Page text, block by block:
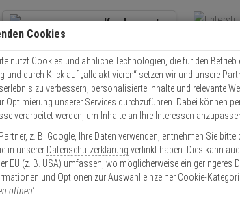
Kundencenter
Kontaktservice nutzen
Mo. - Do.: 8:00 - 16:30 Fr. 8:00 - 14:00 Uhr
Zutritt Einbruch
Schließzylinder Schließzylinder Set WILKA
Cookies
nutzt Cookies und ähnliche Technologien, die für den
und durch Klick auf „alle aktivieren“ setzen wir und unsere
zu verbessern, personalisierte Inhalte und relevante
Optimierung unserer Services durchzuführen. Dabei können
verarbeitet werden, um Inhalte an Ihre Interessen
z. B. Google , Ihre Daten verwenden, entnehmen Sie
in unserer Datenschutzerklärung verlinkt haben. Dies kann
EU (z. B. USA) umfassen, wo möglicherweise ein geringeres
und Optionen zur Auswahl einzelner Cookie-
öffnen'.